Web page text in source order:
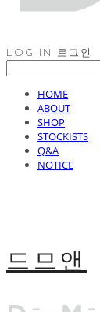
LOG IN 로그인
HOME
ABOUT
SHOP
STOCKISTS
Q&A
NOTICE
드므앤